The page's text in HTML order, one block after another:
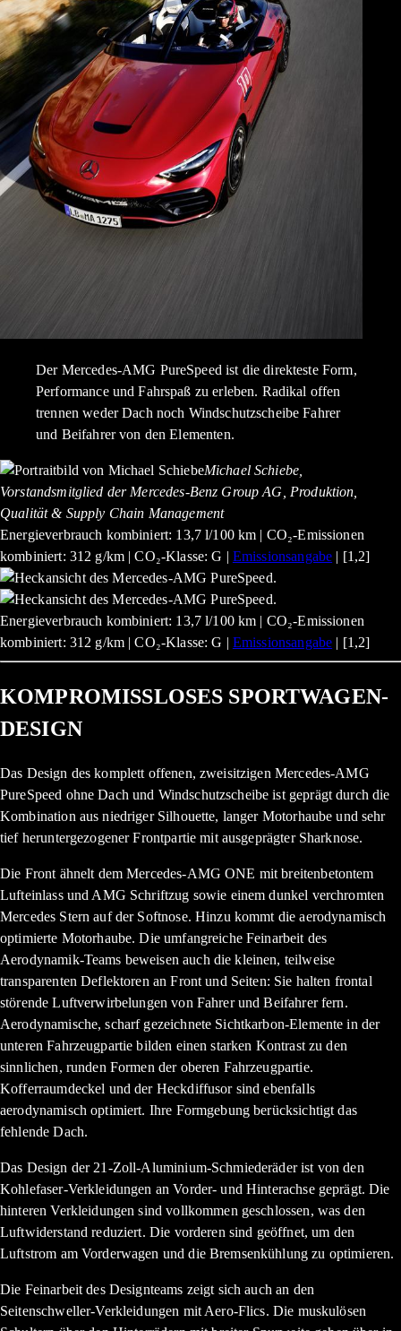
Der Mercedes-AMG PureSpeed ist die direkteste Form,
Performance und Fahrspaß zu erleben. Radikal offen
trennen weder Dach noch Windschutzscheibe Fahrer
und Beifahrer von den Elementen.
Michael Schiebe,
Vorstandsmitglied der Mercedes-Benz Group AG, Produktion,
Qualität & Supply Chain Management
Energieverbrauch kombiniert: 13,7 l/100 km | CO₂-Emissionen
kombiniert: 312 g/km | CO₂-Klasse: G | Emissionsangabe | [1,2]
Energieverbrauch kombiniert: 13,7 l/100 km | CO₂-Emissionen
kombiniert: 312 g/km | CO₂-Klasse: G | Emissionsangabe | [1,2]
KOMPROMISSLOSES SPORTWAGEN-
DESIGN
Das Design des komplett offenen, zweisitzigen Mercedes-AMG
PureSpeed ohne Dach und Windschutzscheibe ist geprägt durch die
Kombination aus niedriger Silhouette, langer Motorhaube und sehr
tief heruntergezogener Frontpartie mit ausgeprägter Sharknose.
Die Front ähnelt dem Mercedes-AMG ONE mit breitenbetontem
Lufteinlass und AMG Schriftzug sowie einem dunkel verchromten
Mercedes Stern auf der Softnose. Hinzu kommt die aerodynamisch
optimierte Motorhaube. Die umfangreiche Feinarbeit des
Aerodynamik-Teams beweisen auch die kleinen, teilweise
transparenten Deflektoren an Front und Seiten: Sie halten frontal
störende Luftverwirbelungen von Fahrer und Beifahrer fern.
Aerodynamische, scharf gezeichnete Sichtkarbon-Elemente in der
unteren Fahrzeugpartie bilden einen starken Kontrast zu den
sinnlichen, runden Formen der oberen Fahrzeugpartie.
Kofferraumdeckel und der Heckdiffusor sind ebenfalls
aerodynamisch optimiert. Ihre Formgebung berücksichtigt das
fehlende Dach.
Das Design der 21-Zoll-Aluminium-Schmiederäder ist von den
Kohlefaser-Verkleidungen an Vorder- und Hinterachse geprägt. Die
hinteren Verkleidungen sind vollkommen geschlossen, was den
Luftwiderstand reduziert. Die vorderen sind geöffnet, um den
Luftstrom am Vorderwagen und die Bremsenkühlung zu optimieren.
Die Feinarbeit des Designteams zeigt sich auch an den
Seitenschweller-Verkleidungen mit Aero-Flics. Die muskulösen